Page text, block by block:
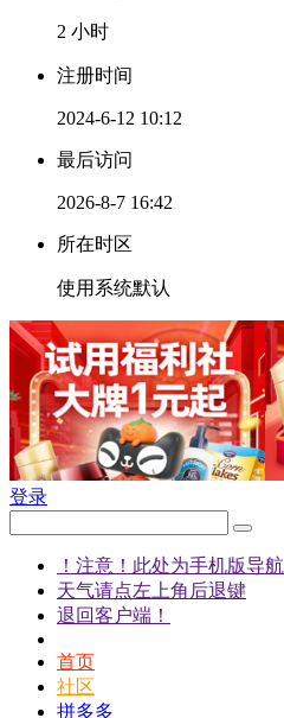
2 小时
注册时间
2024-6-12 10:12
最后访问
2026-8-7 16:42
所在时区
使用系统默认
登录
！注意！此处为手机版导航
天气请点左上角后退键
退回客户端！
首页
社区
拼多多